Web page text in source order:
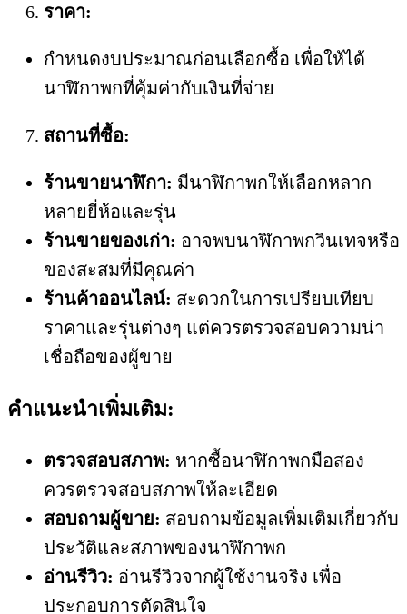
ราคา:
กำหนดงบประมาณก่อนเลือกซื้อ เพื่อให้ได้
นาฬิกาพกที่คุ้มค่ากับเงินที่จ่าย
สถานที่ซื้อ:
ร้านขายนาฬิกา: มีนาฬิกาพกให้เลือกหลาก
หลายยี่ห้อและรุ่น
ร้านขายของเก่า: อาจพบนาฬิกาพกวินเทจหรือ
ของสะสมที่มีคุณค่า
ร้านค้าออนไลน์: สะดวกในการเปรียบเทียบ
ราคาและรุ่นต่างๆ แต่ควรตรวจสอบความน่า
เชื่อถือของผู้ขาย
คำแนะนำเพิ่มเติม:
ตรวจสอบสภาพ: หากซื้อนาฬิกาพกมือสอง
ควรตรวจสอบสภาพให้ละเอียด
สอบถามผู้ขาย: สอบถามข้อมูลเพิ่มเติมเกี่ยวกับ
ประวัติและสภาพของนาฬิกาพก
อ่านรีวิว: อ่านรีวิวจากผู้ใช้งานจริง เพื่อ
ประกอบการตัดสินใจ